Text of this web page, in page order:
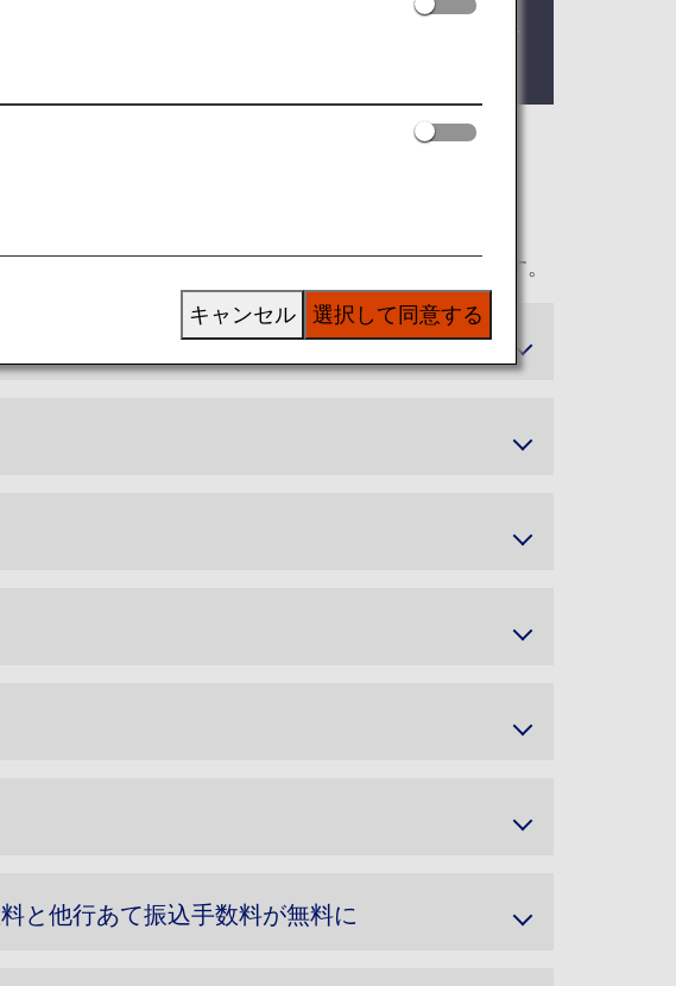
認ください。
引など、さまざまな追加特典をご利用いただけます。
と他行あて振込手数料が無料に
選択して同意する
キャンセル